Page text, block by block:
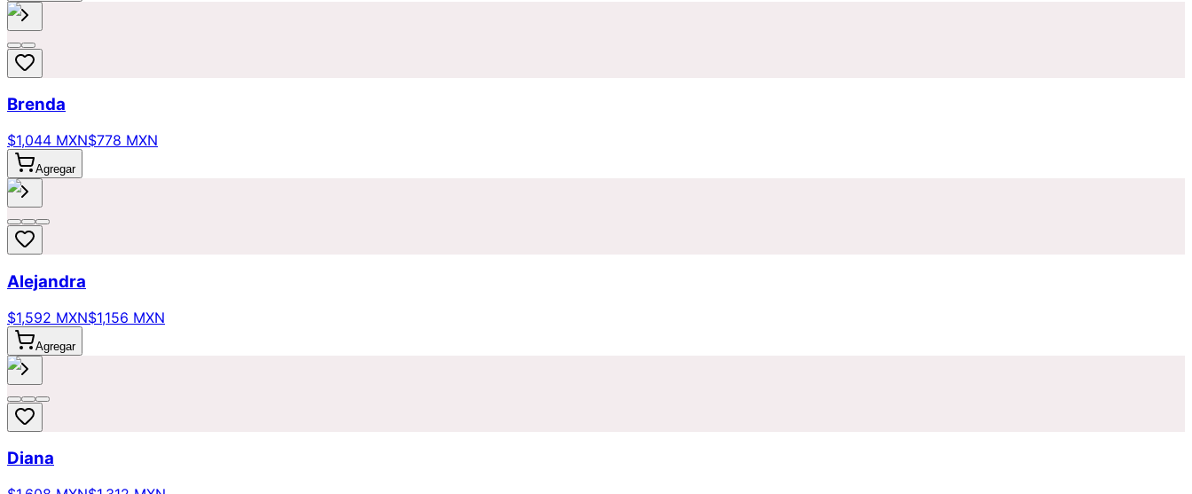
Brenda
$1,044 MXN$778 MXN
Agregar
Alejandra
$1,592 MXN$1,156 MXN
Agregar
Diana